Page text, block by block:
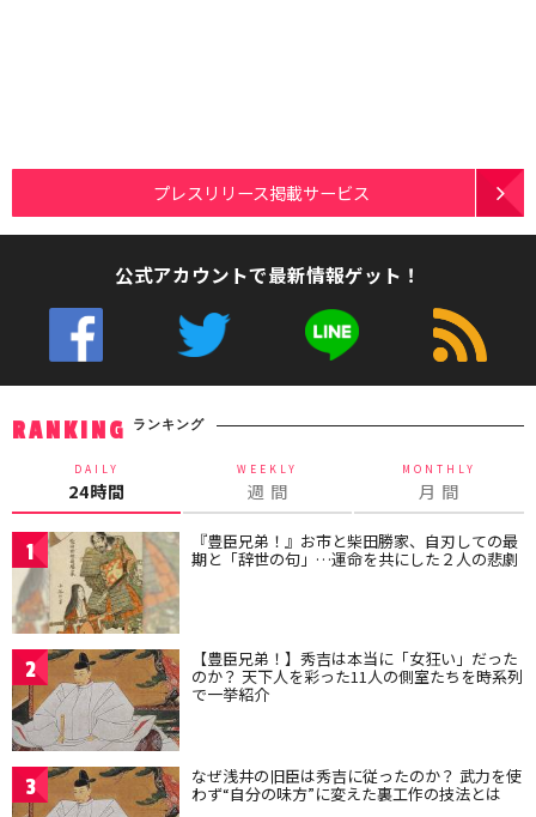
プレスリリース掲載サービス
公式アカウントで最新情報ゲット！
RANKING ランキング
DAILY
24時間
WEEKLY
週 間
MONTHLY
月 間
1 『豊臣兄弟！』お市と柴田勝家、自刃しての最
期と「辞世の句」…運命を共にした２人の悲劇
2 【豊臣兄弟！】秀吉は本当に「女狂い」だった
のか？ 天下人を彩った11人の側室たちを時系列
で一挙紹介
3 なぜ浅井の旧臣は秀吉に従ったのか？ 武力を使
わず“自分の味方”に変えた裏工作の技法とは